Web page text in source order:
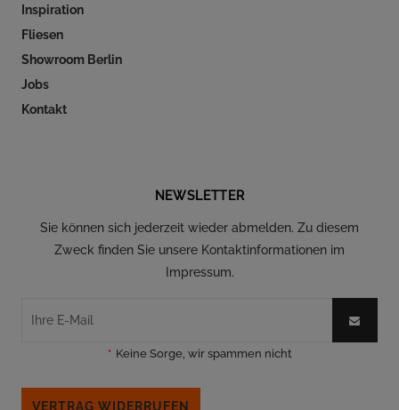
Inspiration
Fliesen
Showroom Berlin
Jobs
Kontakt
NEWSLETTER
Sie können sich jederzeit wieder abmelden. Zu diesem
Zweck finden Sie unsere Kontaktinformationen im
Impressum.
* Keine Sorge, wir spammen nicht
VERTRAG WIDERRUFEN